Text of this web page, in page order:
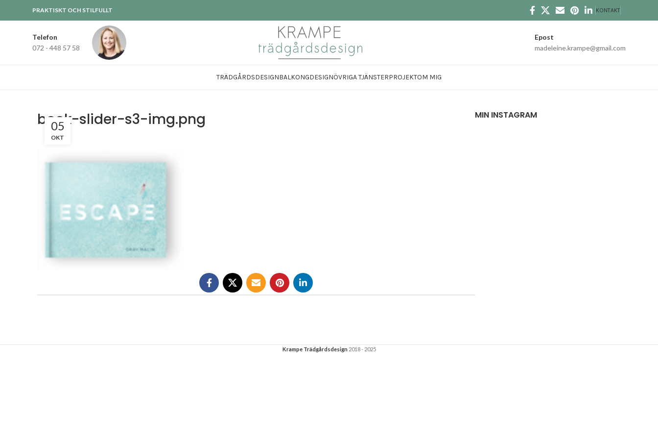
PRAKTISKT OCH STILFULLT KONTAKT
Telefon
072 - 448 57 58
Epost
madeleine.krampe@gmail.com
TRÄDGÅRDSDESIGNBALKONGDESIGNÖVRIGA TJÄNSTERPROJEKTOM MIG
book-slider-s3-img.png
05
OKT
MIN INSTAGRAM
Krampe Trädgårdsdesign 2018 - 2025